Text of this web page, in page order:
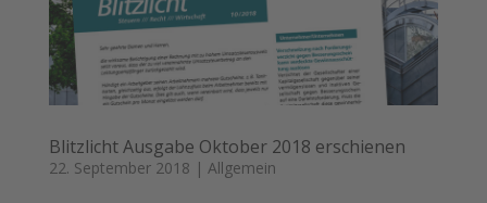
Blitzlicht Ausgabe Oktober 2018 erschienen
22. September 2018 | Allgemein